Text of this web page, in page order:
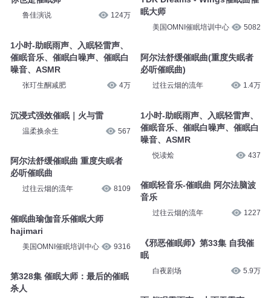
鲁佳演说 124万
1小时-助眠雨声、入眠轻雷声、
催眠音乐、催眠白噪声、催眠白
噪音、ASMR
张玎生酮减肥 4万
沉浸式强效催眠｜火与雷
温柔换余生 567
阿尔法舒缓催眠曲 重度失眠者
必听催眠曲
过往云烟的流年 8109
催眠曲瑜伽音乐催眠大师
hajimari
美国OMNI催眠培训中心 9316
第328集 催眠大师：最后的催眠
杀人
眠大师
美国OMNI催眠培训中心 5082
阿尔法舒缓催眠曲(重度失眠者
必听催眠曲)
过往云烟的流年 1.4万
1小时-助眠雨声、入眠轻雷声、
催眠音乐、催眠白噪声、催眠白
噪音、ASMR
悦读烩 437
催眠轻音乐-催眠曲 阿尔法脑波
音乐
过往云烟的流年 1227
《邪恶催眠师》第33集 自我催
眠
白夜剧场 5.9万